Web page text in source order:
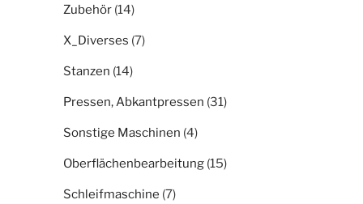
Zubehör (14)
X_Diverses (7)
Stanzen (14)
Pressen, Abkantpressen (31)
Sonstige Maschinen (4)
Oberflächenbearbeitung (15)
Schleifmaschine (7)